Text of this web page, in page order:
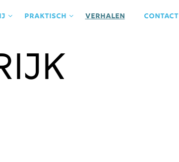
praktisch Verhalen contact